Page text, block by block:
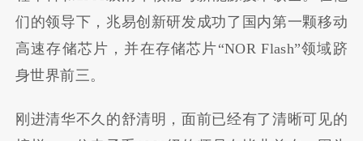
们的领导下，兆易创新研发成功了国内第一颗移动
高速存储芯片，并在存储芯片“NOR Flash”领域跻
身世界前三。
刚进清华不久的舒清明，面前已经有了清晰可见的